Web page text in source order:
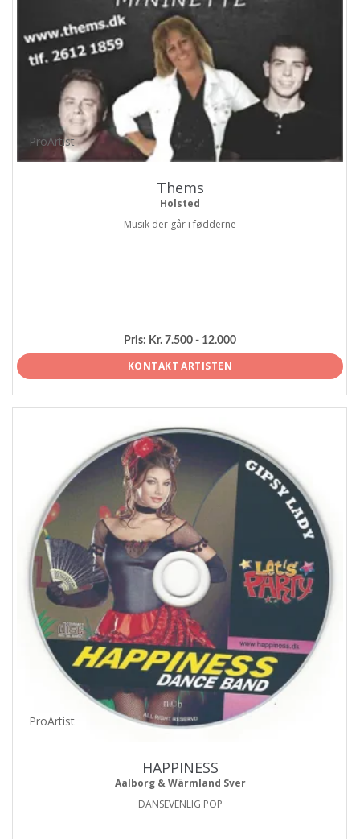
ProArtist
Thems
Holsted
Musik der går i fødderne
Pris: Kr. 7.500 - 12.000
KONTAKT ARTISTEN
ProArtist
HAPPINESS
Aalborg & Wärmland Sver
DANSEVENLIG POP